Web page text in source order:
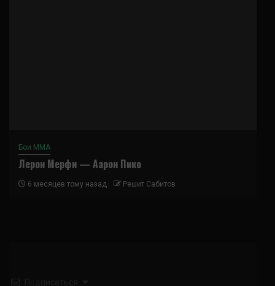
Бои ММА
Лерон Мерфи — Аарон Пико
6 месяцев тому назад Решит Сабитов